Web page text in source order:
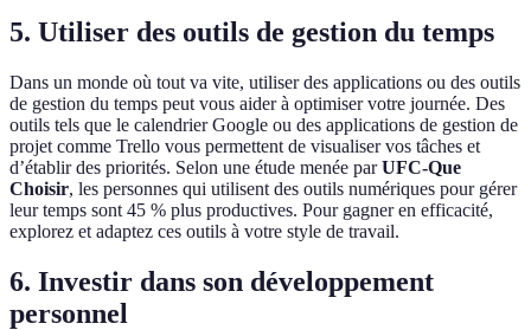
5. Utiliser des outils de gestion du temps
Dans un monde où tout va vite, utiliser des applications ou des outils
de gestion du temps peut vous aider à optimiser votre journée. Des
outils tels que le calendrier Google ou des applications de gestion de
projet comme Trello vous permettent de visualiser vos tâches et
d’établir des priorités. Selon une étude menée parUFC-Que
Choisir, les personnes qui utilisent des outils numériques pour gérer
leur temps sont 45 % plus productives. Pour gagner en efficacité,
explorez et adaptez ces outils à votre style de travail.
6. Investir dans son développement
personnel